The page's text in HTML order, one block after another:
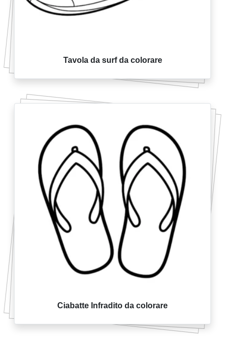
Tavola da surf da colorare
Ciabatte Infradito da colorare